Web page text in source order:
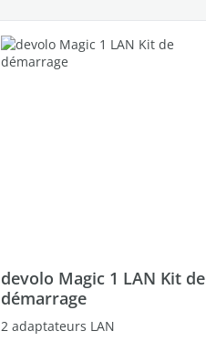
devolo Magic 1 LAN Kit de
démarrage
2 adaptateurs LAN